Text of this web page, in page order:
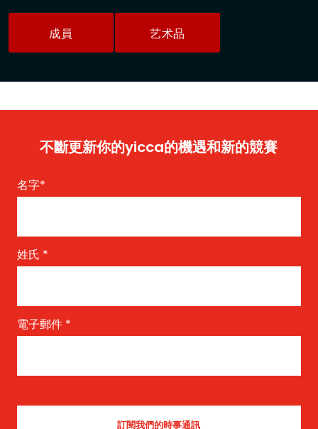
成員 艺术品
不斷更新你的yicca的機遇和新的競賽
名字*
姓氏 *
電子郵件 *